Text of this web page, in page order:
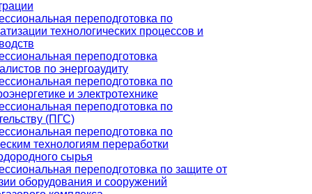
переподготовка по
технологических процессов и
переподготовка
по энергоаудиту
переподготовка по
и электротехнике
переподготовка по
(ПГС)
переподготовка по
технологиям переработки
сырья
переподготовка по защите от
оборудования и сооружений